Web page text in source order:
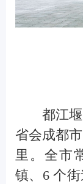
都江
省会成都
里。全市
镇、6 个